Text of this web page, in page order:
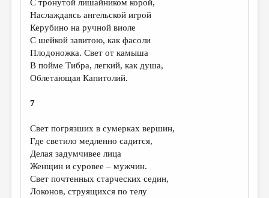
С тронутой лишайником корой,
Наслаждаясь ангельской игрой
Керубино на ручной виоле
С шейкой завитою, как фасоли
Плодоножка. Свет от камыша
В пойме Тибра, легкий, как душа,
Облетающая Капитолий.
7
Свет погрязших в сумерках вершин,
Где светило медленно садится,
Делая задумчивее лица
Женщин и суровее – мужчин.
Свет почтенных старческих седин,
Локонов, струящихся по телу